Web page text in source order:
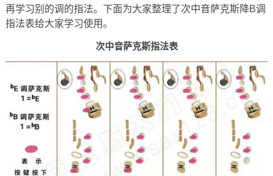
再学习别的调的指法。下面为大家整理了次中音萨克斯降B调
指法表给大家学习使用。
次中音萨克斯指法表